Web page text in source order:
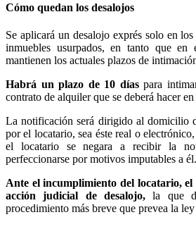
Cómo quedan los desalojos
Se aplicará un desalojo exprés solo en
inmuebles usurpados, en tanto que
mantienen los actuales plazos de
Habrá un plazo de 10 días para
contrato de alquiler que se deberá hacer
La notificación será dirigido al domicilio
por el locatario, sea éste real o
el locatario se negara a recibir la
perfeccionarse por motivos imputables a él.
Ante el incumplimiento del locatario,
acción judicial de desalojo, la que
procedimiento más breve que prevea la